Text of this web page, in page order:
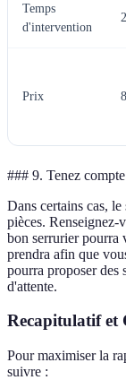
Temps
d'intervention
Prix
### 9. Tenez
Dans certains cas,
pièces. Renseignez-
bon serrurier pourra
prendra afin que
pourra proposer des
d'attente.
Recapitulatif et
Pour maximiser la
suivre :